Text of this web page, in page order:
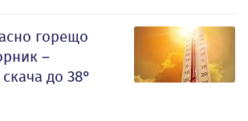
горещо
–
до 38°